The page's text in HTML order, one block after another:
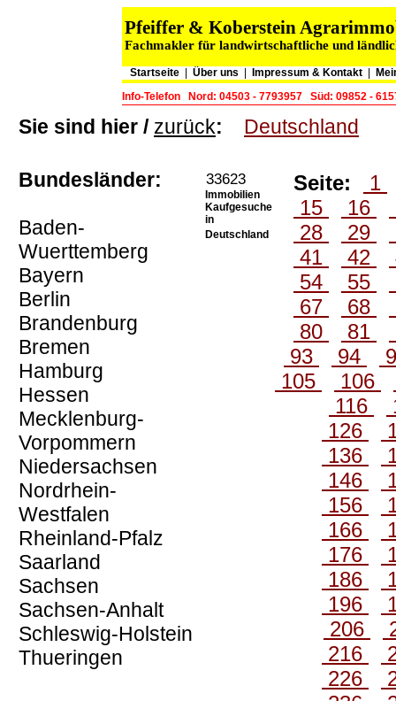
Pfeiffer & Koberstein
Fachmakler für landwirtschaftliche und
Startseite Über uns Impressum & Kontakt
Info-Telefon
Nord: 04503 - 7793957 Süd: 09852 -
Sie sind hier / zurück: Deutschland
Bundesländer:
Baden-
Wuerttemberg
Bayern
Berlin
Brandenburg
Bremen
Hamburg
Hessen
Mecklenburg-
Vorpommern
Niedersachsen
Nordrhein-
Westfalen
Rheinland-Pfalz
Saarland
Sachsen
Sachsen-Anhalt
Schleswig-Holstein
Thueringen
33623
Immobilien
Kaufgesuche
in
Deutschland
Seite:
1
15
16
28
29
41
42
54
55
67
68
80
81
93
94
105
106
116
126
136
146
156
166
176
186
196
206
216
226